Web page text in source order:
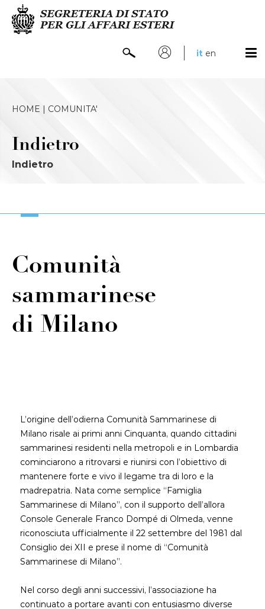
it en
HOME | COMUNITA'
Indietro
Indietro
Comunità
sammarinese
di Milano
L’origine dell’odierna Comunità Sammarinese di
Milano risale ai primi anni Cinquanta, quando cittadini
sammarinesi residenti nella metropoli e in Lombardia
cominciarono a ritrovarsi e riunirsi con l’obiettivo di
mantenere forte e vivo il legame tra di loro e la
madrepatria. Nata come semplice “Famiglia
Sammarinese di Milano”, con il supporto dell’allora
Console Generale Franco Dompé di Olmeda, venne
riconosciuta ufficialmente il 22 settembre del 1981 dal
Consiglio dei XII e prese il nome di “Comunità
Sammarinese di Milano”.
Nel corso degli anni successivi, l’associazione ha
continuato a portare avanti con entusiasmo diverse